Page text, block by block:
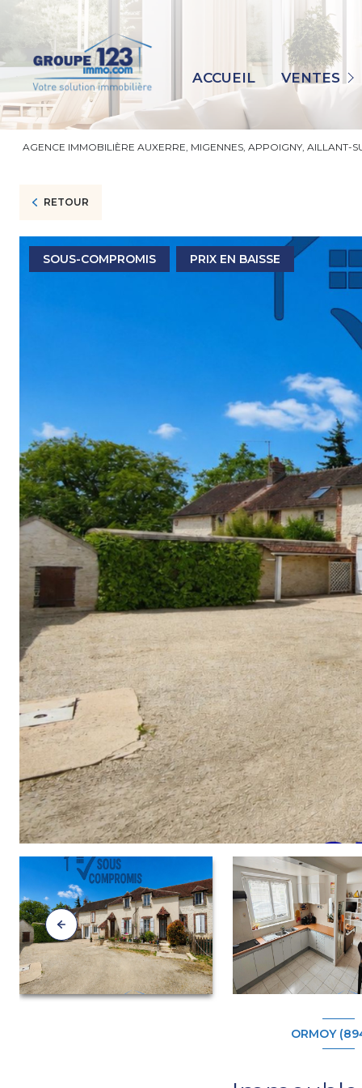
ACCUEIL VENTES
MAISONS
APPARTEMENTS
IMMEUBLES
IMMO PRO
AGENCE IMMOBILIÈRE AUXERRE, MIGENNES, APPOIGNY, AILLANT-
RETOUR
SOUS-COMPROMIS PRIX EN BAISSE
ORMOY